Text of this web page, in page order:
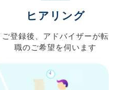
ヒアリング
ご登録後、 アドバイザーが転
職のご希望を伺います